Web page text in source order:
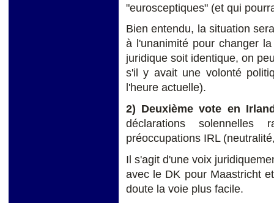
"eurosceptiques" (et qui
Bien entendu, la situation
à l'unanimité pour changer
juridique soit identique, on
s'il y avait une volonté
l'heure actuelle).
2) Deuxième vote en
déclarations
préoccupations IRL
Il s'agit d'une voix
avec le DK pour Maastricht
doute la voie plus facile.